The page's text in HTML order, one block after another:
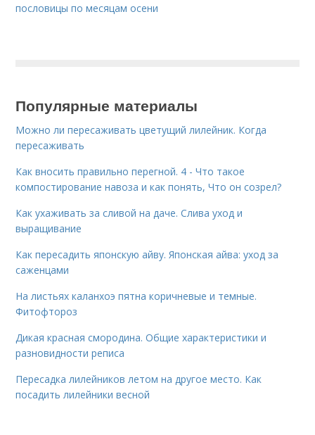
пословицы по месяцам осени
Популярные материалы
Можно ли пересаживать цветущий лилейник. Когда
пересаживать
Как вносить правильно перегной. 4 - Что такое
компостирование навоза и как понять, Что он созрел?
Как ухаживать за сливой на даче. Слива уход и
выращивание
Как пересадить японскую айву. Японская айва: уход за
саженцами
На листьях каланхоэ пятна коричневые и темные.
Фитофтороз
Дикая красная смородина. Общие характеристики и
разновидности реписа
Пересадка лилейников летом на другое место. Как
посадить лилейники весной